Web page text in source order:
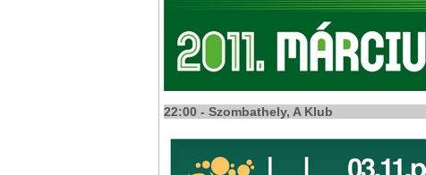
22:00 - Szombathely, A Klub